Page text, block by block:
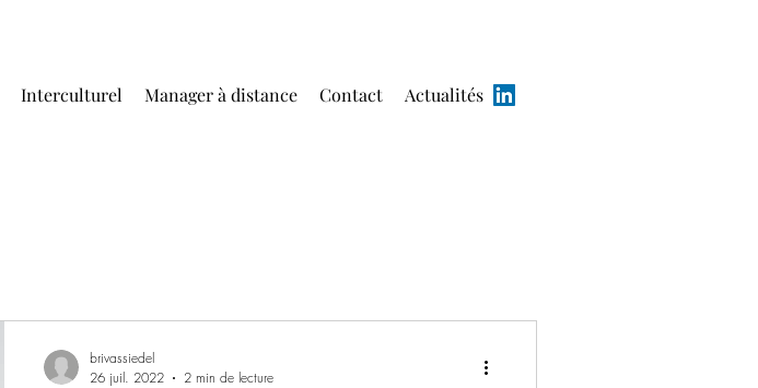
Interculturel Manager à distance Contact Actualités
brivassiedel
26 juil. 2022
2 min de lecture